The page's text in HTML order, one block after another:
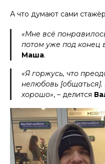
А что думают сами
«Мне всё
потом уже под конец
Маша.
«Я горжусь, что
нелюбовь
хорошо», – делится